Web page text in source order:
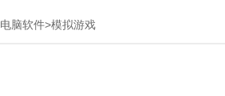
电脑软件>模拟游戏